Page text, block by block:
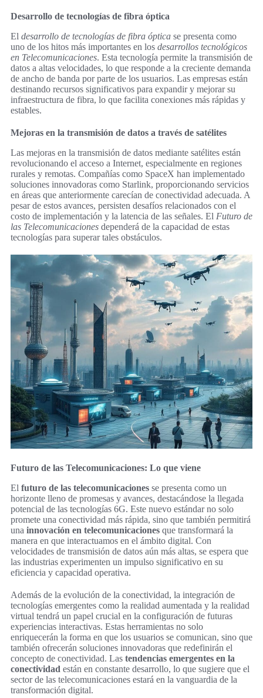
Desarrollo de tecnologías de fibra óptica
El desarrollo de tecnologías de fibra óptica se presenta como
uno de los hitos más importantes en los desarrollos tecnológicos
en Telecomunicaciones. Esta tecnología permite la transmisión de
datos a altas velocidades, lo que responde a la creciente demanda
de ancho de banda por parte de los usuarios. Las empresas están
destinando recursos significativos para expandir y mejorar su
infraestructura de fibra, lo que facilita conexiones más rápidas y
estables.
Mejoras en la transmisión de datos a través de satélites
Las mejoras en la transmisión de datos mediante satélites están
revolucionando el acceso a Internet, especialmente en regiones
rurales y remotas. Compañías como SpaceX han implementado
soluciones innovadoras como Starlink, proporcionando servicios
en áreas que anteriormente carecían de conectividad adecuada. A
pesar de estos avances, persisten desafíos relacionados con el
costo de implementación y la latencia de las señales. El Futuro de
las Telecomunicaciones dependerá de la capacidad de estas
tecnologías para superar tales obstáculos.
Futuro de las Telecomunicaciones: Lo que viene
El futuro de las telecomunicaciones se presenta como un
horizonte lleno de promesas y avances, destacándose la llegada
potencial de las tecnologías 6G. Este nuevo estándar no solo
promete una conectividad más rápida, sino que también permitirá
una innovación en telecomunicaciones que transformará la
manera en que interactuamos en el ámbito digital. Con
velocidades de transmisión de datos aún más altas, se espera que
las industrias experimenten un impulso significativo en su
eficiencia y capacidad operativa.
Además de la evolución de la conectividad, la integración de
tecnologías emergentes como la realidad aumentada y la realidad
virtual tendrá un papel crucial en la configuración de futuras
experiencias interactivas. Estas herramientas no solo
enriquecerán la forma en que los usuarios se comunican, sino que
también ofrecerán soluciones innovadoras que redefinirán el
concepto de conectividad. Las tendencias emergentes en la
conectividad están en constante desarrollo, lo que sugiere que el
sector de las telecomunicaciones estará en la vanguardia de la
transformación digital.